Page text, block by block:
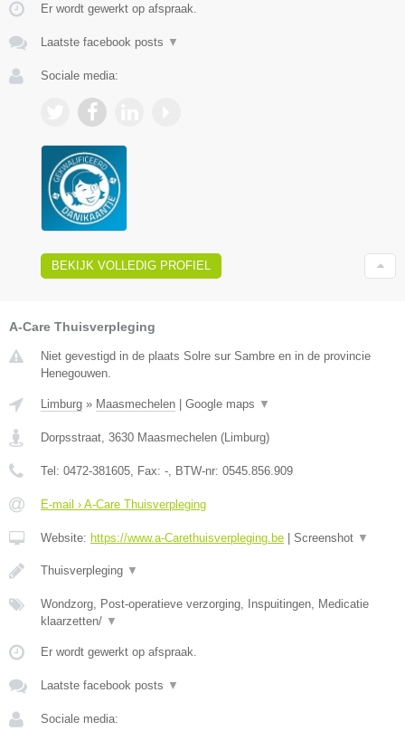
Er wordt gewerkt op afspraak.
Laatste facebook posts ▼
Sociale media:
BEKIJK VOLLEDIG PROFIEL
A-Care Thuisverpleging
Niet gevestigd in de plaats Solre sur Sambre en in de provincie
Henegouwen.
Limburg » Maasmechelen | Google maps ▼
Dorpsstraat 3630 Maasmechelen (Limburg)
Tel: 0472-381605 , Fax: - , BTW-nr: 0545.856.909
E-mail › A-Care Thuisverpleging
Website: https://www.a-Carethuisverpleging.be | Screenshot ▼
Thuisverpleging ▼
Wondzorg, Post-operatieve verzorging, Inspuitingen, Medicatie
klaarzetten/ ▼
Er wordt gewerkt op afspraak.
Laatste facebook posts ▼
Sociale media: